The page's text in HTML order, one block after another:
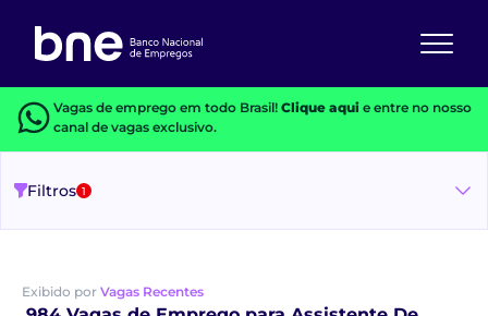
Vagas de emprego em todo Brasil! Clique aquie entre no nosso
canal de vagas exclusivo.
Filtros 1
Exibido por Vagas Recentes